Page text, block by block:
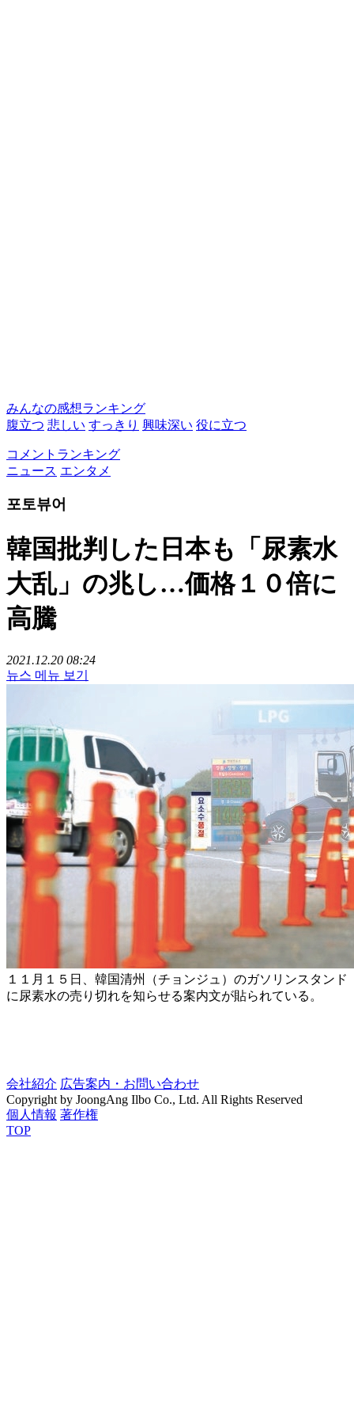
みんなの感想ランキング
腹立つ 悲しい すっきり 興味深い 役に立つ
コメントランキング
ニュース エンタメ
포토뷰어
韓国批判した日本も「尿素水
大乱」の兆し…価格１０倍に
高騰
2021.12.20 08:24
뉴스 메뉴 보기
１１月１５日、韓国清州（チョンジュ）のガソリンスタンド
に尿素水の売り切れを知らせる案内文が貼られている。
会社紹介 広告案内・お問い合わせ
Copyright by JoongAng Ilbo Co., Ltd. All Rights Reserved
個人情報 著作権
TOP